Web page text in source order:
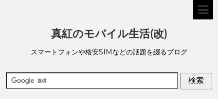
真紅のモバイル生活(改)
スマートフォンや格安SIMなどの話題を綴るブログ